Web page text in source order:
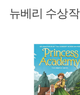
뉴베리 수상작